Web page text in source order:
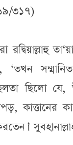
৩১৭)
‘তখন
ছিলো যে,
কাত্তানের